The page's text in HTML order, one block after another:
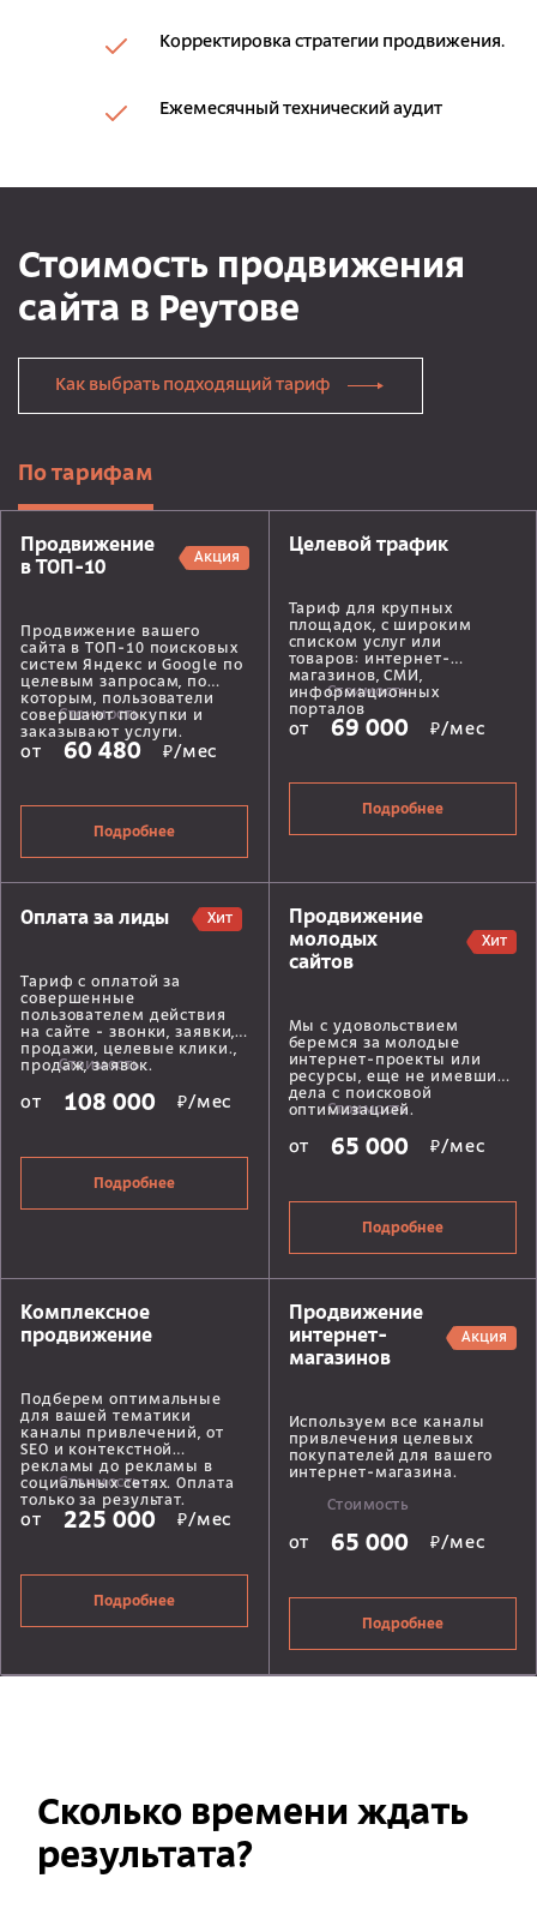
Корректировка стратегии продвижения.
Ежемесячный технический аудит
Стоимость продвижения
сайта в Реутове
Как выбрать подходящий тариф
По тарифам
Продвижение
в ТОП-10
Акция
Продвижение вашего
сайта в ТОП-10 поисковых
систем Яндекс и Google по
целевым запросам, по
которым, пользователи
совершают покупки и
заказывают услуги.
Стоимость
от 60 480 ₽/мес
Подробнее
Целевой трафик
Тариф для крупных
площадок, с широким
списком услуг или
товаров: интернет-
магазинов, СМИ,
информационных
порталов
Стоимость
от 69 000 ₽/мес
Подробнее
Оплата за лиды Хит
Тариф с оплатой за
совершенные
пользователем действия
на сайте - звонки, заявки,
продажи, целевые клики.,
продаж, заявок.
Стоимость
от 108 000 ₽/мес
Подробнее
Продвижение
молодых
сайтов
Хит
Мы с удовольствием
беремся за молодые
интернет-проекты или
ресурсы, еще не имевшие
дела с поисковой
оптимизацией.
Стоимость
от 65 000 ₽/мес
Подробнее
Комплексное
продвижение
Подберем оптимальные
для вашей тематики
каналы привлечений, от
SEO и контекстной
рекламы до рекламы в
социальных сетях. Оплата
только за результат.
Стоимость
от 225 000 ₽/мес
Подробнее
Продвижение
интернет-
магазинов
Акция
Используем все каналы
привлечения целевых
покупателей для вашего
интернет-магазина.
Стоимость
от 65 000 ₽/мес
Подробнее
Сколько времени ждать
результата?